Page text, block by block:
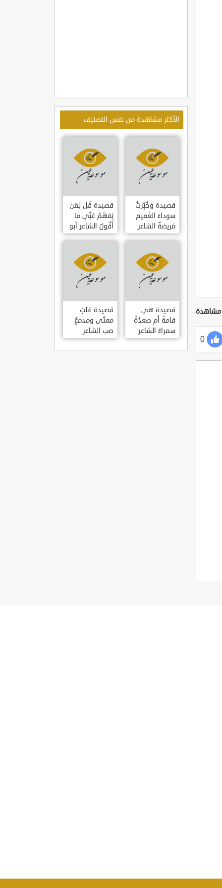
0
الأكثر مشاهدة من نفس التصنيف
قصيدة وَخُبِّرتُ
سوداءَ الغَميم
مَريضةٌ الشاعر
العوام بن عقبة
قصيدة قُل لِمَن
يَفهَمُ عَنِّي ما
أَقُولُ الشاعر أبو
حامد الغزالي
قصيدة هي
قامةُ أم صعدُةُ
سمراءُ الشاعر
سيف الدين
المشد
قصيدة قلبٌ
معنّى ومدمعٌ
صب الشاعر
سيف الدين
المشد